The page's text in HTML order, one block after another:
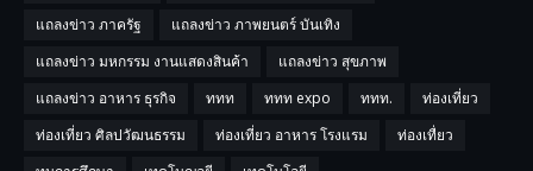
แถลงข่าว ภาครัฐ
แถลงข่าว ภาพยนตร์ บันเทิง
แถลงข่าว มหกรรม งานแสดงสินค้า
แถลงข่าว สุขภาพ
แถลงข่าว อาหาร ธุรกิจ
ททท ททท expo ททท.
ท่องเที่ยว
ท่องเที่ยว ศิลปวัฒนธรรม
ท่องเที่ยว อาหาร โรงแรม
ท่องเทื่ยว